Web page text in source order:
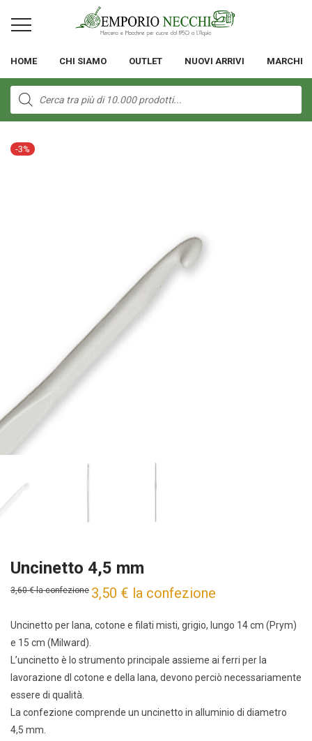
HOME CHI SIAMO OUTLET NUOVI ARRIVI MARCHI
Products
search
-3%
Uncinetto 4,5 mm
3,60€ la confezione 3,50 € la confezione
Uncinetto per lana, cotone e filati misti, grigio, lungo 14 cm (Prym)
e 15 cm (Milward).
L’uncinetto è lo strumento principale assieme ai ferri per la
lavorazione dl cotone e della lana, devono perciò necessariamente
essere di qualità.
La confezione comprende un uncinetto in alluminio di diametro
4,5 mm.